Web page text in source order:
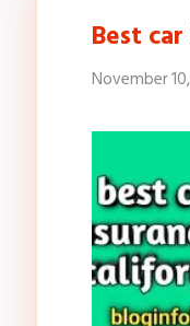
Best
November